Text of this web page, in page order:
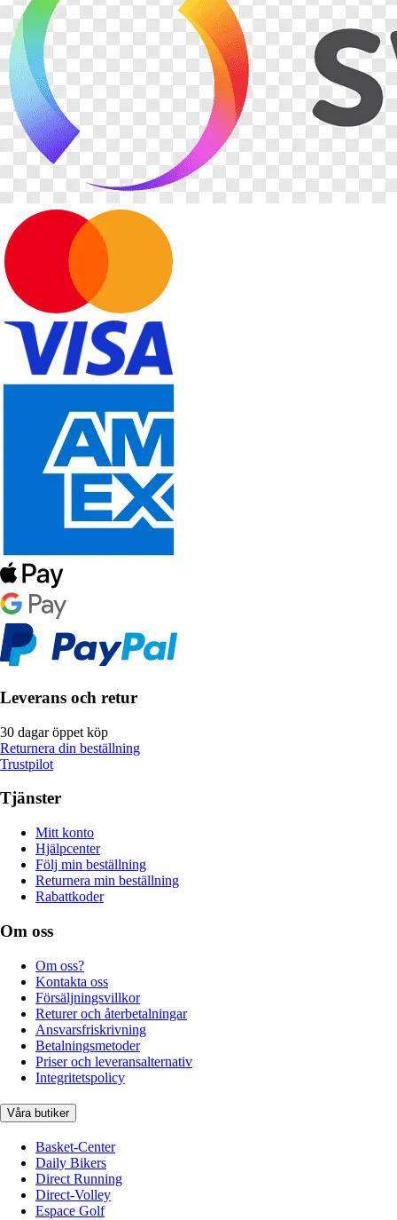
Leverans och retur
30 dagar öppet köp
Returnera din beställning
Trustpilot
Tjänster
Mitt konto
Hjälpcenter
Följ min beställning
Returnera min beställning
Rabattkoder
Om oss
Om oss?
Kontakta oss
Försäljningsvillkor
Returer och återbetalningar
Ansvarsfriskrivning
Betalningsmetoder
Priser och leveransalternativ
Integritetspolicy
Våra butiker
Basket-Center
Daily Bikers
Direct Running
Direct-Volley
Espace Golf